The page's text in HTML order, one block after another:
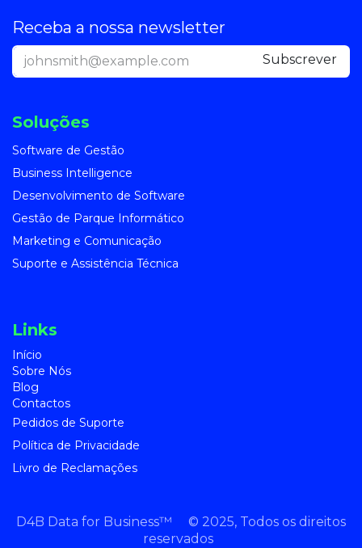
Receba a nossa newsletter
Subscre​​ver
Soluções
Software de Gestão
Business Intelligence
Desenvolvimento de Software
Gestão de Parque Informático
Marketing e Comunicação
Suporte e Assistência Técnica
Links
Início
Sobre Nós
Blog
Contactos
Pedidos de Suporte
Política de Privacidade
Livro de Reclamações
D4B Data for Business™ © 2025, Todos os direitos
reservados